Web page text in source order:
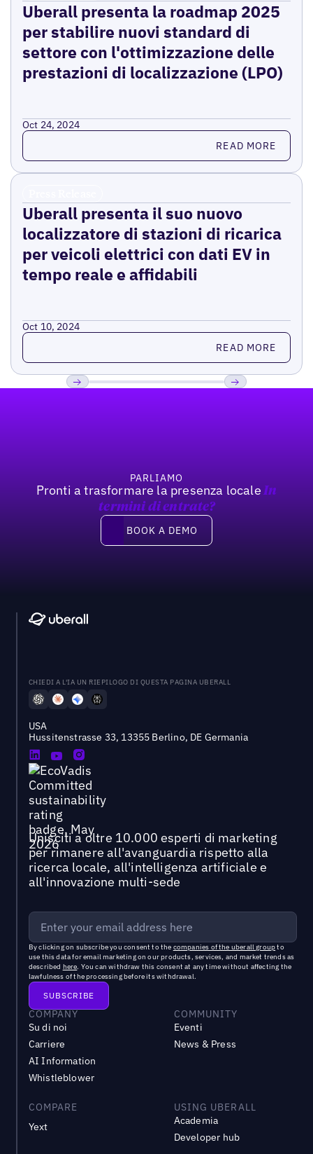
Uberall presenta la roadmap 2025
per stabilire nuovi standard di
settore con l'ottimizzazione delle
prestazioni di localizzazione (LPO)
Oct 24, 2024
Read more READ MORE
Uberall presenta il suo nuovo
localizzatore di stazioni di ricarica
per veicoli elettrici con dati EV in
tempo reale e affidabili
Oct 10, 2024
Read more READ MORE
PARLIAMO
Pronti a trasformare la presenza locale In
termini di entrate?
Book a demo
BOOK A DEMO
CHIEDI A L'IA UN RIEPILOGO DI QUESTA PAGINA UBERALL
USA
Hussitenstrasse 33, 13355 Berlino, DE Germania
Unisciti a oltre 10.000 esperti di marketing
per rimanere all'avanguardia rispetto alla
ricerca locale, all'intelligenza artificiale e
all'innovazione multi-sede
By clicking on subscribe you consent to the companies of the uberall groupto
use this data for email marketing on our products, services, and market trends as
described here. You can withdraw this consent at any time without affecting the
lawfulness of the processing before its withdrawal.
COMPANY
Su di noi
Carriere
AI Information
Whistleblower
COMMUNITY
Eventi
News & Press
COMPARE
Yext
USING UBERALL
Academia
Developer hub